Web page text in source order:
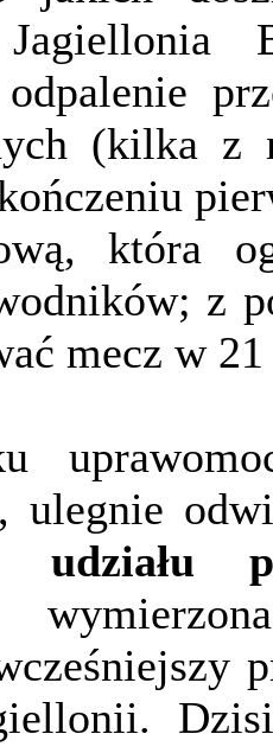
Jagiellonia
(kilka z
która
z
mecz w
udziału